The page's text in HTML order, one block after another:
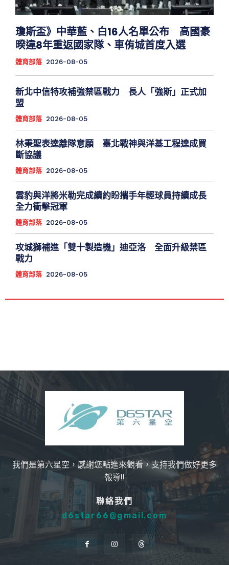
瓊斯盃》中華藍、白16人名單公布 高國豪
暌違8年重返國家隊、車侑城首度入選
體育部落 2026-08-05
新北中信特攻補強禁區戰力 長人「強斯」正式加
盟
體育部落 2026-08-05
林秉聖表達離隊意願 臺北戰神與洋基工程達成買
斷協議
體育部落 2026-08-05
雲豹與洋將米勒完成續約盼攜手年輕球員持續成長
全力衝擊冠軍
體育部落 2026-08-05
攻城獅補進「雙十製造機」迪亞洛 全面升級禁區
戰力
體育部落 2026-08-05
我們是第六星空，感謝您點進來觀看，支持我們做好更多
報導!!
聯絡我們
d6star66@gmail.com